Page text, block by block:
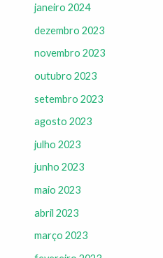
janeiro 2024
dezembro 2023
novembro 2023
outubro 2023
setembro 2023
agosto 2023
julho 2023
junho 2023
maio 2023
abril 2023
março 2023